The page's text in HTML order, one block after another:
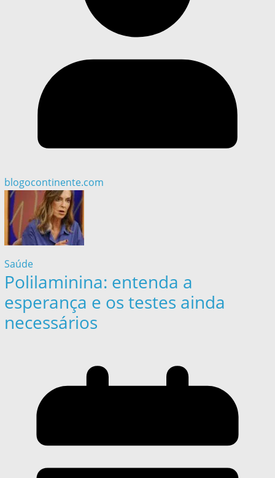
blogocontinente.com
Saúde
Polilaminina: entenda a
esperança e os testes ainda
necessários